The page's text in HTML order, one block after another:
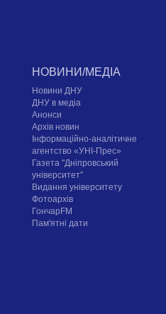
НОВИНИ/МЕДІА
Новини ДНУ
ДНУ в медіа
Анонси
Архів новин
Інформаційно-аналітичне
агентство «УНІ-Прес»
Газета "Дніпровський
університет"
Видання університету
Фотоархів
ГончарFM
Пам'ятні дати